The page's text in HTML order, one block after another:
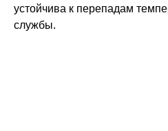
устойчива к перепадам
службы.